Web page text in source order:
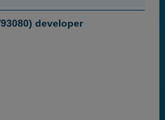
developer